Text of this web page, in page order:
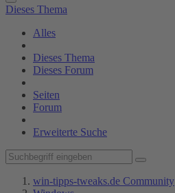
Dieses Thema
Alles
Dieses Thema
Dieses Forum
Seiten
Forum
Erweiterte Suche
win-tipps-tweaks.de Community